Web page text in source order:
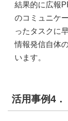
結果的に広報
のコミュニケ
ったタスクに
情報発信自体
います。
活用事例4